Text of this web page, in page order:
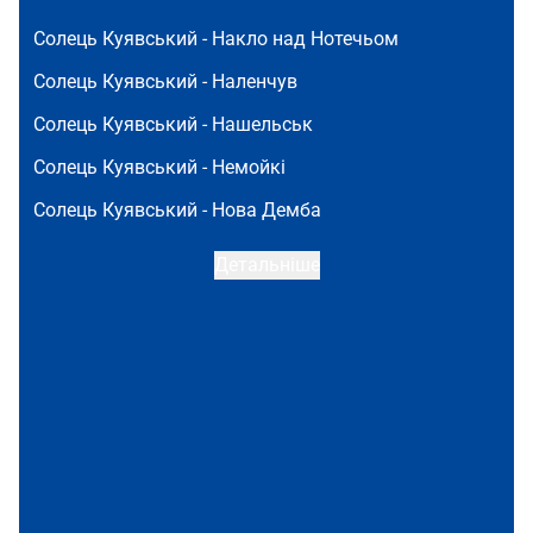
Солець Куявський - Накло над Нотечьом
Солець Куявський - Наленчув
Солець Куявський - Нашельськ
Солець Куявський - Немойкі
Солець Куявський - Нова Демба